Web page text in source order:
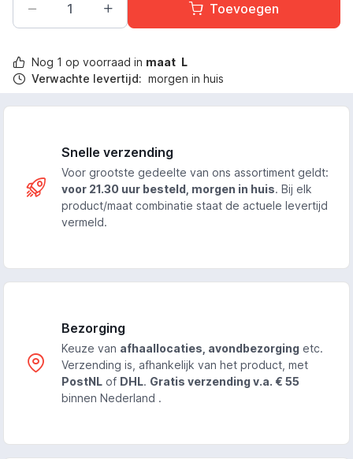
Toevoegen
Nog 1 op voorraad in maat L
Verwachte levertijd: morgen in huis
Snelle verzending
Voor grootste gedeelte van ons assortiment geldt:
voor 21.30 uur besteld, morgen in huis. Bij elk
product/maat combinatie staat de actuele levertijd
vermeld.
Bezorging
Keuze van afhaallocaties, avondbezorging etc.
Verzending is, afhankelijk van het product, met
PostNL of DHL. Gratis verzending v.a. € 55
binnen Nederland .